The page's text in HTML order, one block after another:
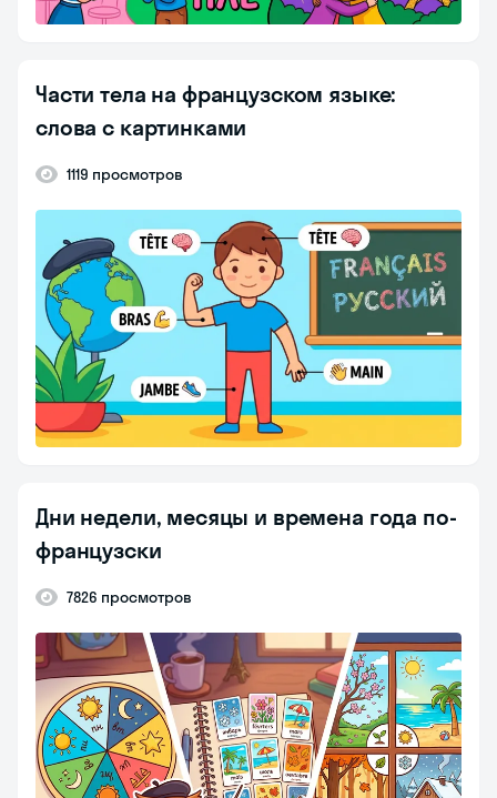
Части тела на французском языке:
слова с картинками
1119 просмотров
Дни недели, месяцы и времена года по-
французски
7826 просмотров